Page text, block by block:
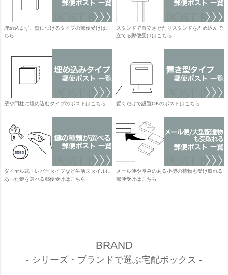
埋め込まず、壁につけるタイプの郵便受けはこ
ちら
スタンドで自立させたりスタンドを埋め込んで
立てる郵便受けはこちら
壁や門柱に埋め込むタイプのポストはこちら 置くだけで設置OKのポストはこちら
ダイヤル式・レバータイプなど生活スタイルに
あった鍵を選べる郵便受けはこちら
メール便や厚みのある小型の荷物も受け取れる
郵便受けはこちら
BRAND
- シリーズ・ブランドで選ぶ宅配ボックス -